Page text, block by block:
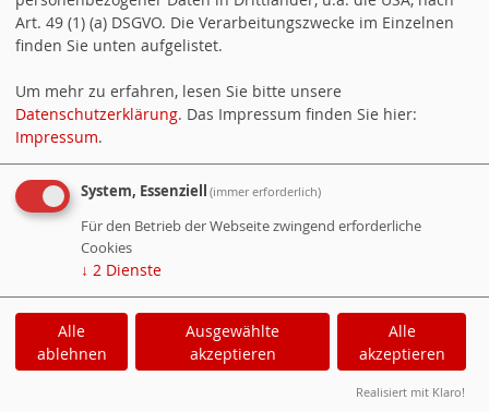
SPD Winnenden Facebook
SPD Winnenden auf Instagram
SPD im Rems-Murr-Kreis
Jusos Rems-Murr
SPD im Land
SPD im Bund
150 Jahre SPD Baden-Württemberg
|Impressum
Art. 49 (1) (a) DSGVO. Die Verarbeitungszwecke im Einzelnen
finden Sie unten aufgelistet.
Um mehr zu erfahren, lesen Sie bitte unsere
Datenschutzerklärung. Das Impressum finden Sie hier:
Impressum.
System, Essenziell (immer erforderlich)
Für den Betrieb der Webseite zwingend erforderliche
Cookies
↓ 2 Dienste
Alle
ablehnen
Ausgewählte
akzeptieren
Alle
akzeptieren
Realisiert mit Klaro!